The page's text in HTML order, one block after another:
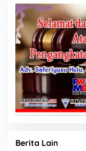
Berita Lain